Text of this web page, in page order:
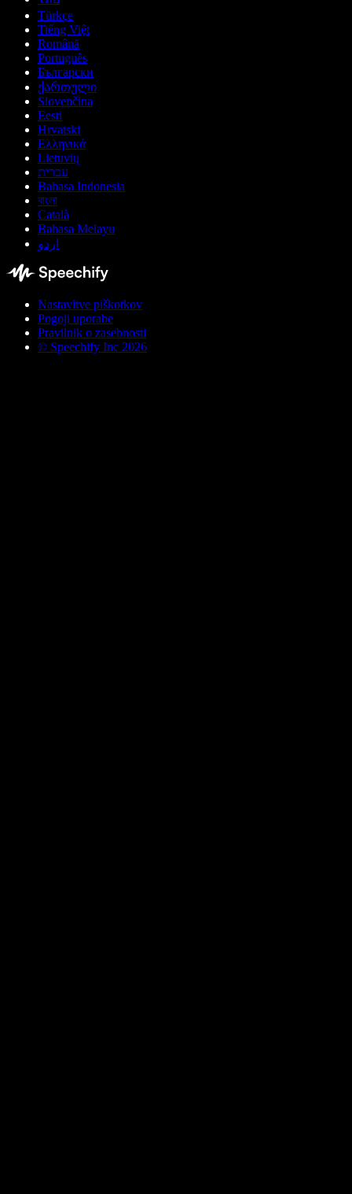
Türkçe
Tiếng Việt
Română
Português
Български
ქართული
Slovenčina
Eesti
Hrvatski
Ελληνικά
Lietuvių
עברית
Bahasa Indonesia
বাংলা
Català
Bahasa Melayu
اردو
Nastavitve piškotkov
Pogoji uporabe
Pravilnik o zasebnosti
© Speechify Inc 2026